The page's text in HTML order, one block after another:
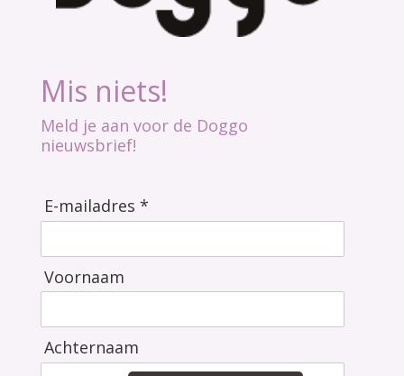
Mis niets!
Meld je aan voor de Doggo
nieuwsbrief!
E-mailadres *
Voornaam
Achternaam